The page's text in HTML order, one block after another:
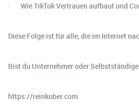
· Wie TikTok Vertrauen aufbaut und
Diese Folge ist für alle, die im Internet
Bist du Unternehmer oder
https://reinkober.com